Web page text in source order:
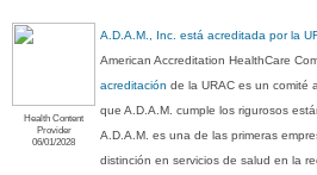
Health Content
Provider
06/01/2028
A.D.A.M., Inc. está acreditada por la
American Accreditation HealthCare
acreditación de la URAC es un comité
que A.D.A.M. cumple los rigurosos
A.D.A.M. es una de las primeras
distinción en servicios de salud en la